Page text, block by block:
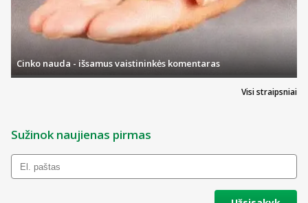
Visi straipsniai
Cinko nauda - išsamus vaistininkės komentaras
Sužinok naujienas pirmas